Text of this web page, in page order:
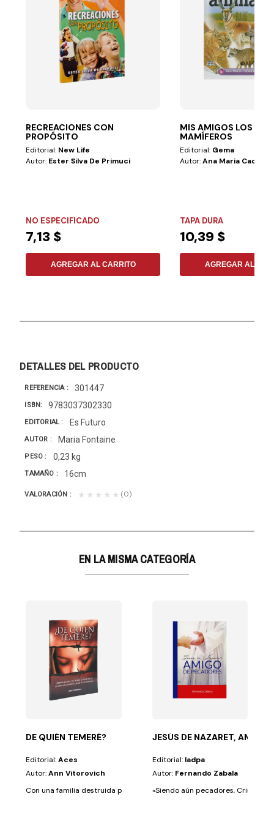
RECREACIONES CON
PROPÓSITO
Editorial: New Life
Autor: Ester Silva De Primuci
NO ESPECIFICADO
7,13 $
AGREGAR AL CARRITO
MIS AMIGOS LOS
MAMÍFEROS
Editorial: Gema
Autor:Ana Maria Cadena
TAPA DURA
10,39 $
AGREGAR AL
DETALLES DEL PRODUCTO
REFERENCIA 301447
ISBN 9783037302330
EDITORIAL Es Futuro
AUTOR Maria Fontaine
PESO 0,23 kg
TAMAÑO 16cm
VALORACIÓN ★★★★★ (0)
EN LA MISMA CATEGORÍA
Y SABER
y jugar! Tendrás asegurado un gran momento de...
DE QUIÉN TEMERÉ?
Editorial:Aces
Autor:Ann Vitorovich
Con una familia destruida por la violencia, Mara decide buscar
JESÚS DE NAZARET, AMIGO
Editorial: Iadpa
Autor: Fernando Zabala
«Siendo aún pecadores, Cristo